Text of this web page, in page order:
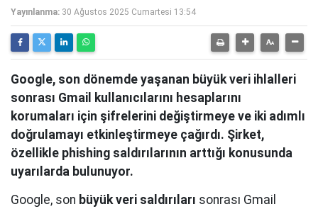
Yayınlanma: 30 Ağustos 2025 Cumartesi 13:54
Google, son dönemde yaşanan büyük veri ihlalleri
sonrası Gmail kullanıcılarını hesaplarını
korumaları için şifrelerini değiştirmeye ve iki adımlı
doğrulamayı etkinleştirmeye çağırdı. Şirket,
özellikle phishing saldırılarının arttığı konusunda
uyarılarda bulunuyor.
Google, son büyük veri saldırıları sonrası Gmail